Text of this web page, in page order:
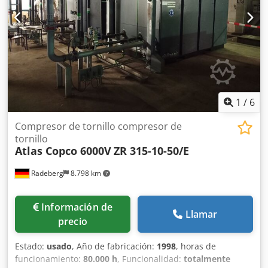
PACE Marca y modelo del motor: John Deere / 4045HI551
Sistema de tratamiento del aire comprimido compuesto
por: intercambiador de calor del aire comprimido,
separador de agua y filtro PD Nivel de emisiones: Etapa V
Número de cilindros: 4
1 / 6
Radeberg 8.798 km
Compresor de tornillo compresor de
tornillo
Atlas Copco 6000VZR 315-10-50/E
Información de
precio
Llamar
Estado: usado, Año de fabricación: 1998, horas de
funcionamiento: 80.000 h, Funcionalidad: totalmente